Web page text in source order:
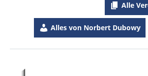
Alle
Alles von Norbert Dubowy